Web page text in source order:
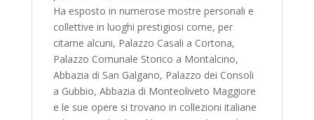
Ha esposto in numerose mostre personali e
collettive in luoghi prestigiosi come, per
citarne alcuni, Palazzo Casali a Cortona,
Palazzo Comunale Storico a Montalcino,
Abbazia di San Galgano, Palazzo dei Consoli
a Gubbio, Abbazia di Monteoliveto Maggiore
e le sue opere si trovano in collezioni italiane